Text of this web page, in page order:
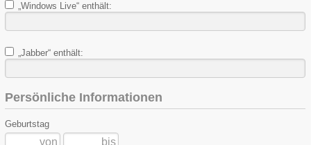
„Windows Live“ enthält:
„Jabber“ enthält:
Persönliche Informationen
Geburtstag